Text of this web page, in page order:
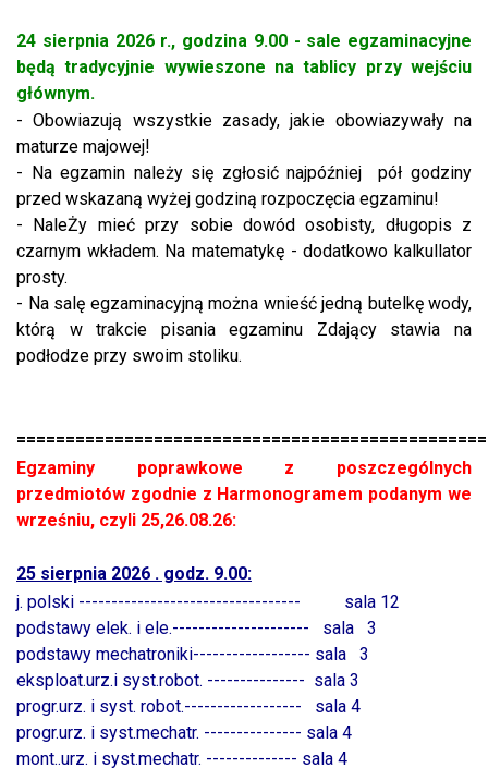
24 sierpnia 2026 r., godzina 9.00 - sale egzaminacyjne
będą tradycyjnie wywieszone na tablicy przy wejściu
głównym.
- Obowiazują wszystkie zasady, jakie obowiazywały na
maturze majowej!
- Na egzamin należy się zgłosić najpóźniej pół godziny
przed wskazaną wyżej godziną rozpoczęcia egzaminu!
- NaleŻy mieć przy sobie dowód osobisty, długopis z
czarnym wkładem. Na matematykę - dodatkowo kalkullator
prosty.
- Na salę egzaminacyjną można wnieść jedną butelkę wody,
którą w trakcie pisania egzaminu Zdający stawia na
podłodze przy swoim stoliku.
Egzaminy poprawkowe z poszczególnych
przedmiotów zgodnie z Harmonogramem podanym we
wrześniu, czyli 25,26.08.26:
25 sierpnia 2026 . godz. 9.00:
j. polski ---------------------------------- sala 12
podstawy elek. i ele.--------------------- sala 3
podstawy mechatroniki------------------ sala 3
eksploat.urz.i syst.robot. --------------- sala 3
progr.urz. i syst. robot.------------------ sala 4
progr.urz. i syst.mechatr. --------------- sala 4
mont..urz. i syst.mechatr. -------------- sala 4